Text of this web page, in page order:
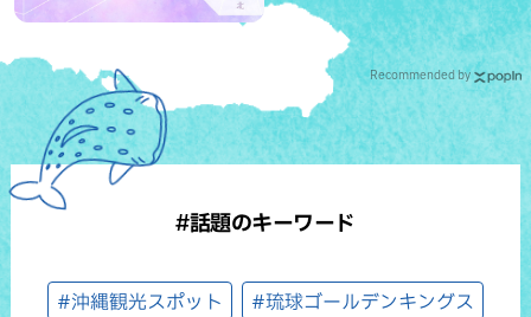
Recommended by
#話題のキーワード
#沖縄観光スポット #琉球ゴールデンキングス